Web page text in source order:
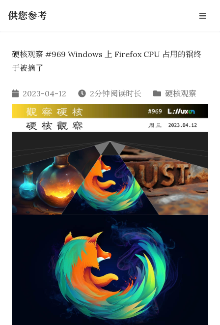
供您参考
硬核观察 #969 Windows 上 Firefox CPU 占用的锅终
于被摘了
2023-04-12 2分钟阅读时长 硬核观察